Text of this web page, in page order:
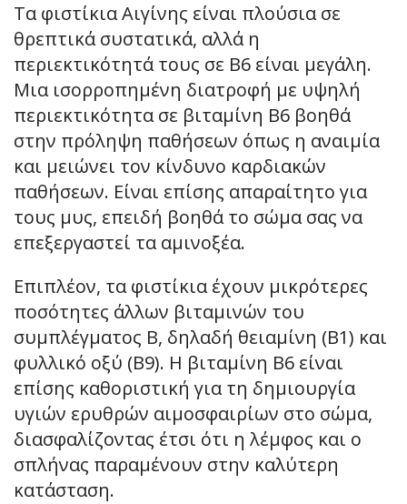
Τα φιστίκια Αιγίνης είναι πλούσια σε
θρεπτικά συστατικά, αλλά η
περιεκτικότητά τους σε Β6 είναι μεγάλη.
Μια ισορροπημένη διατροφή με υψηλή
περιεκτικότητα σε βιταμίνη Β6 βοηθά
στην πρόληψη παθήσεων όπως η αναιμία
και μειώνει τον κίνδυνο καρδιακών
παθήσεων. Είναι επίσης απαραίτητο για
τους μυς, επειδή βοηθά το σώμα σας να
επεξεργαστεί τα αμινοξέα.
Επιπλέον, τα φιστίκια έχουν μικρότερες
ποσότητες άλλων βιταμινών του
συμπλέγματος Β, δηλαδή θειαμίνη (Β1) και
φυλλικό οξύ (Β9). Η βιταμίνη Β6 είναι
επίσης καθοριστική για τη δημιουργία
υγιών ερυθρών αιμοσφαιρίων στο σώμα,
διασφαλίζοντας έτσι ότι η λέμφος και ο
σπλήνας παραμένουν στην καλύτερη
κατάσταση.